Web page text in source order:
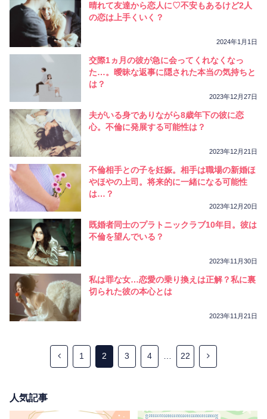
晴れて友達から恋人に♡不安もあるけど2人
の恋は上手くいく？
2024年1月1日
交際1ヵ月の彼が急に会ってくれなくなっ
た…。曖昧な返事に隠された本当の気持ちと
は？
2023年12月27日
夫がいる身でありながら8歳年下の彼に恋
心。不倫に発展する可能性は？
2023年12月21日
不倫相手との子を妊娠。相手は職場の新婚ほ
やほやの上司。将来的に一緒になる可能性
は…？
2023年12月20日
既婚者同士のプラトニックラブ10年目。彼は
不倫を望んでいる？
2023年11月30日
私は罪な女…恋愛の乗り換えは正解？私に裏
切られた彼の本心とは
2023年11月21日
1 2 3 4 22
人気記事